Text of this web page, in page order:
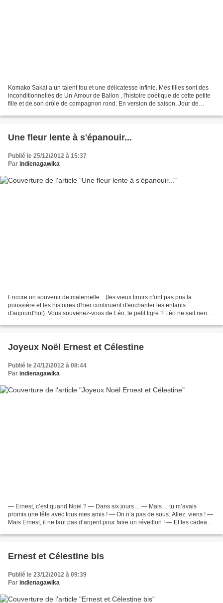
Komako Sakai a un talent fou et une délicatesse infinie. Mes filles sont des
inconditionnelles de Un Amour de Ballon , l'histoire poétique de cette petite
fille et de son drôle de compagnon rond. En version de saison, Jour de
Une fleur lente à s'épanouir...
Publié le 25/12/2012 à 15:37
Par indienagawika
Encore un souvenir de maternelle... (les vieux tiroirs n'ont pas pris la
poussière et les histoires d'hier continuent d'enchanter les enfants
d'aujourd'hui). Vous souvenez-vous de Léo, le petit tigre ? Léo ne sait rien
Joyeux Noël Ernest et Célestine
Publié le 24/12/2012 à 08:44
Par indienagawika
— Ernest, c’est quand Noël ? — Dans six jours… — Mais… tu m’avais
promis une fête avec tous mes amis ! — On n’a pas de sous. Allez, viens ! —
Mais Ernest, il ne faut pas d’argent pour faire un réveillon ! — Et les cadeaux,
Ernest et Célestine bis
Publié le 23/12/2012 à 09:39
Par indienagawika